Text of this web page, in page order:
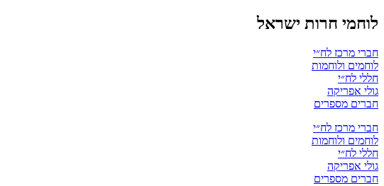
לוחמי חרות ישראל
חברי מרכז לח״י
לוחמים ולוחמות
חללי לח״י
גולי אפריקה
חברים מספרים
חברי מרכז לח״י
לוחמים ולוחמות
חללי לח״י
גולי אפריקה
חברים מספרים